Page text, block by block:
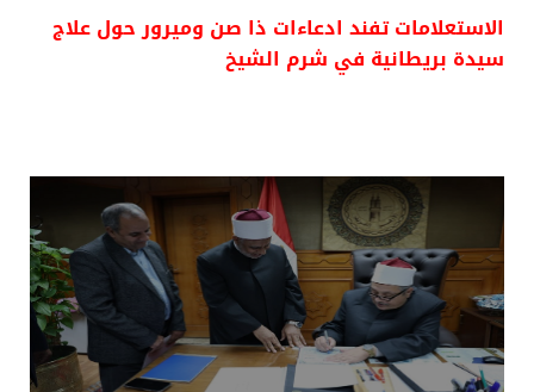
الاستعلامات تفند ادعاءات ذا صن وميرور حول علاج
سيدة بريطانية في شرم الشيخ